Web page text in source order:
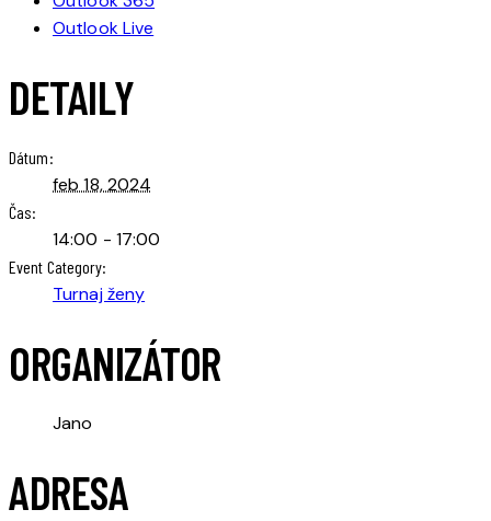
Outlook Live
DETAILY
Dátum:
feb 18, 2024
Čas:
14:00 - 17:00
Event Category:
Turnaj ženy
ORGANIZÁTOR
Jano
ADRESA